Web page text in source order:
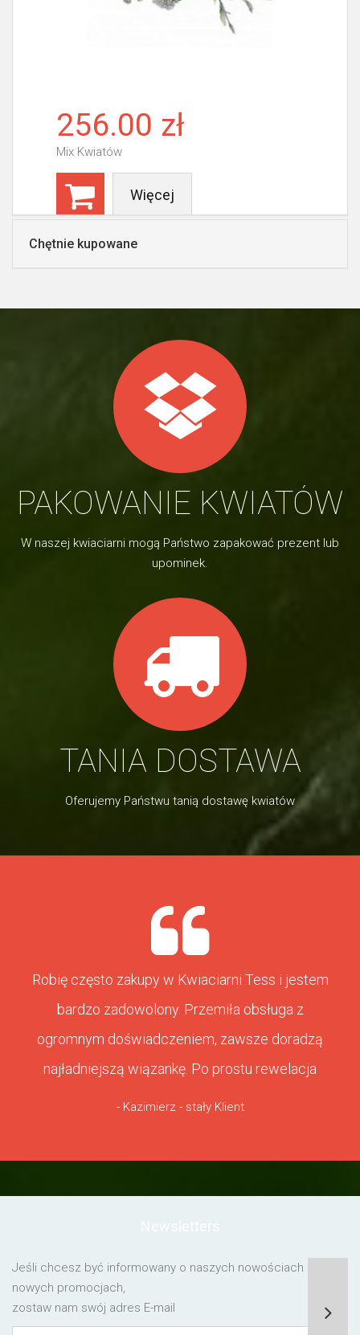
256.00 zł
Mix Kwiatów
Więcej
Chętnie kupowane
PAKOWANIE KWIATÓW
W naszej kwiaciarni mogą Państwo zapakować prezent lub
upominek.
TANIA DOSTAWA
Oferujemy Państwu tanią dostawę kwiatów
Robię często zakupy w Kwiaciarni Tess i jestem
bardzo zadowolony. Przemiła obsługa z
ogromnym doświadczeniem, zawsze doradzą
najładniejszą wiązankę. Po prostu rewelacja
- Kazimierz - stały Klient
Jeśli chcesz być informowany o naszych nowościach lub o
nowych promocjach,
zostaw nam swój adres E-mail